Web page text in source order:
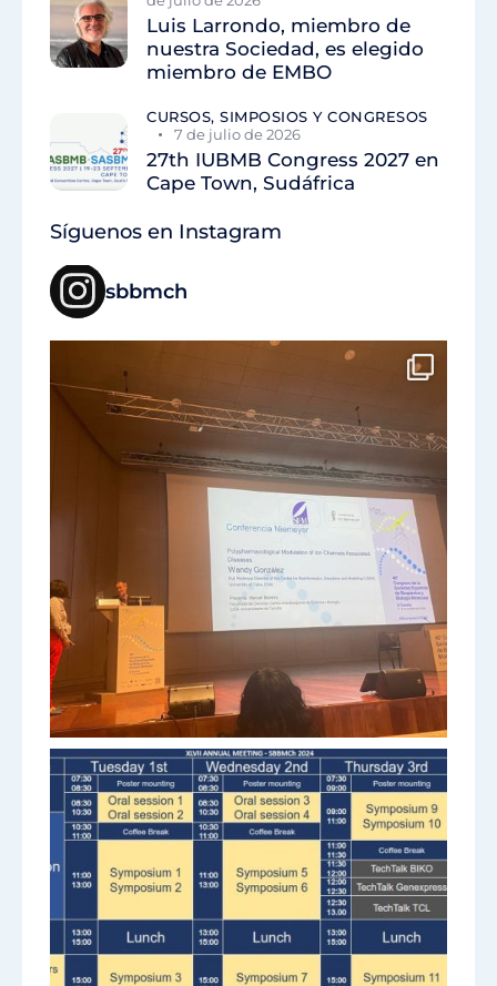
Luis Larrondo, miembro de
nuestra Sociedad, es elegido
miembro de EMBO
CURSOS, SIMPOSIOS Y CONGRESOS
7 de julio de 2026
27th IUBMB Congress 2027 en
Cape Town, Sudáfrica
Síguenos en Instagram
sbbmch